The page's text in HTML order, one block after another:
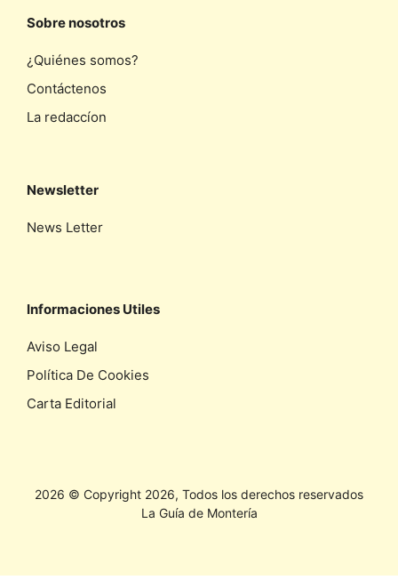
Sobre nosotros
¿Quiénes somos?
Contáctenos
La redaccíon
Newsletter
News Letter
Informaciones Utiles
Aviso Legal
Política De Cookies
Carta Editorial
2026 © Copyright 2026, Todos los derechos reservados
La Guía de Montería